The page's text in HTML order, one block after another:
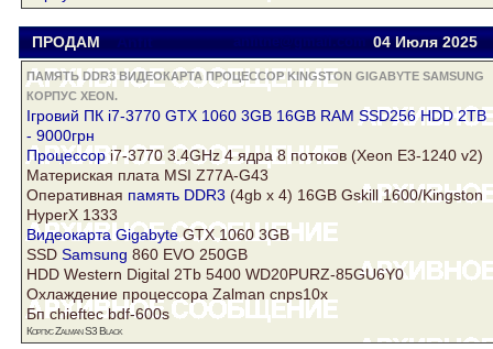
ПРОДАМ Anfit anfitne@gmail.com 04 Июля 2025
ПАМЯТЬ DDR3 ВИДЕОКАРТА ПРОЦЕССОР KINGSTON GIGABYTE SAMSUNG
КОРПУС XEON.
Ігровий ПК i7-3770 GTX 1060 3GB 16GB RAM SSD256 HDD 2TB
- 9000грн
Процессорi7-3770 3.4GHz 4 ядра 8 потоков (Xeon E3-1240 v2)
Материская плата MSI Z77A-G43
Оперативная память DDR3 (4gb x 4) 16GB Gskill 1600/Kingston
HyperX 1333
Видеокарта GigabyteGTX 1060 3GB
SSD Samsung 860 EVO 250GB
HDD Western Digital 2Tb 5400 WD20PURZ-85GU6Y0
Охлаждение процессора Zalman cnps10x
Бп chieftec bdf-600s
КорпусZalman S3 Black